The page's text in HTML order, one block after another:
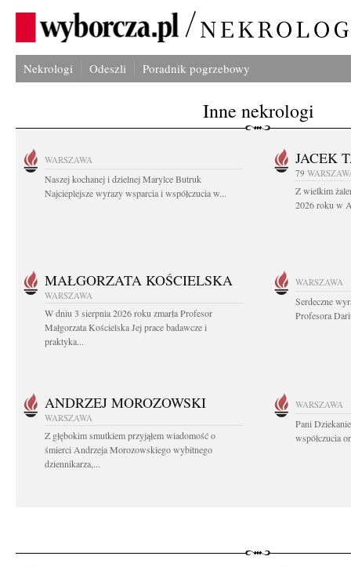
Nekrologi Odeszli Poradnik pogrzebowy
Inne nekrologi
WARSZAWA
Naszej kochanej i dzielnej Marylce Butruk
Najcieplejsze wyrazy wsparcia i współczucia w...
JACEK
79
Z wielkim
2026 roku w
MAŁGORZATA KOŚCIELSKA
WARSZAWA
W dniu 3 sierpnia 2026 roku zmarła Profesor
Małgorzata Kościelska Jej prace badawcze i
praktyka...
WARSZAWA
Serdeczne
Profesora
ANDRZEJ MOROZOWSKI
WARSZAWA
Z głębokim smutkiem przyjąłem wiadomość o
śmierci Andrzeja Morozowskiego wybitnego
dziennikarza,...
WARSZAWA
Pani
współczucia